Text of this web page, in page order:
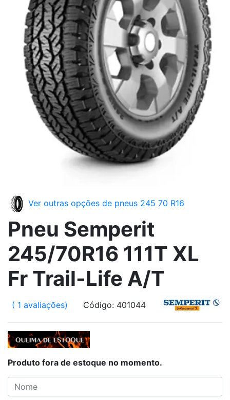
Ver outras opções de pneus 245 70 R16
Pneu Semperit
245/70R16 111T XL
Fr Trail-Life A/T
( 1 avaliações) Código: 401044
Produto fora de estoque no momento.